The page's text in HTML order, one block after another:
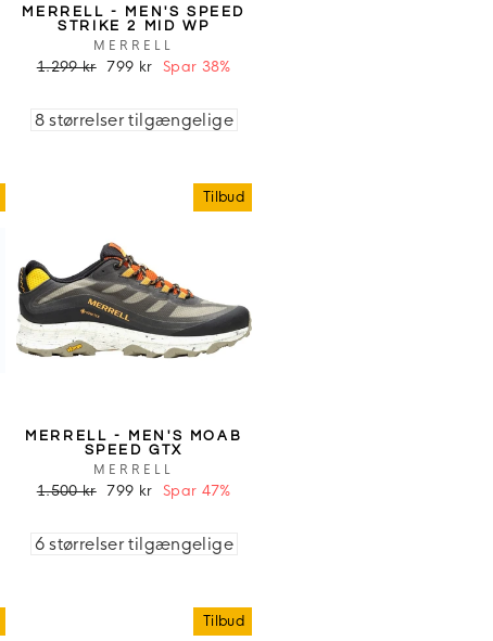
MERRELL - MEN'S SPEED
STRIKE 2 MID WP
MERRELL
1.299 kr 799 kr Spar 38%
8 størrelser tilgængelige
Tilbud
MERRELL - MEN'S MOAB
SPEED GTX
MERRELL
1.500 kr 799 kr Spar 47%
6 størrelser tilgængelige
Tilbud